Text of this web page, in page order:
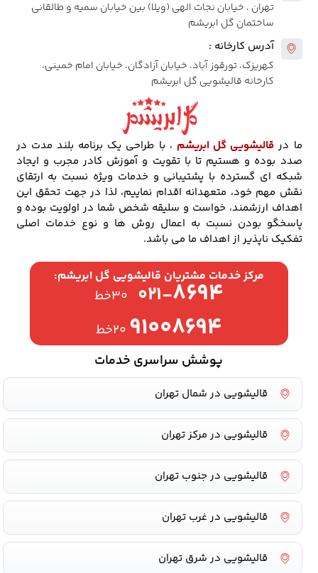
تهران ، خیابان نجات الهی (ویلا) بین خیابان سمیه و طالقانی
ساختمان گل ابریشم
آدرس کارخانه :
کهریزک، تورقوز آباد، خیابان آزادگان، خیابان امام خمینی،
کارخانه قالیشویی گل ابریشم
ما در قالیشویی گل ابریشم ، با طراحی یک برنامه بلند مدت در
صدد بوده و هستیم تا با تقویت و آموزش کادر مجرب و ایجاد
شبکه ای گسترده با پشتیبانی و خدمات ویژه نسبت به ارتقای
نقش مهم خود، متعهدانه اقدام نماییم، لذا در جهت تحقق این
اهداف ارزشمند، خواست و سلیقه شخص شما در اولویت بوده و
پاسخگو بودن نسبت به اعمال روش ها و نوع خدمات اصلی
تفکیک ناپذیر از اهداف ما می باشد.
مرکز خدمات مشتریان قالیشویی گل ابریشم:
۰۲۱-۸۶۹۴ ۳۰خط
۹۱۰۰۸۶۹۴ ۲۰خط
پوشش سراسری خدمات
قالیشویی در شمال تهران
قالیشویی در مرکز تهران
قالیشویی در جنوب تهران
قالیشویی در غرب تهران
قالیشویی در شرق تهران